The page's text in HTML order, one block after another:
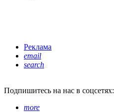
Реклама
email
search
Подпишитесь на нас в соцсетях:
more